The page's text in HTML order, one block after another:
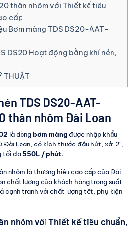
thân nhôm với Thiết kế tiêu
cấp
Bơm màng TDS DS20-AAT-
DS20 Hoạt động bằng khí nén,
THUẬT
TDS DS20-AAT-
thân nhôm Đài Loan
là dòngbơm màng được nhập khẩu
Loan, có kích thước đầu hút, xả: 2″,
tối đa 550L / phút.
nhôm là thương hiệu cao cấp của Đài
chất lượng của khách hàng trong suốt
cạnh tranh với chất lượng tốt, phụ kiện
nhôm với Thiết kế tiêu chuẩn,